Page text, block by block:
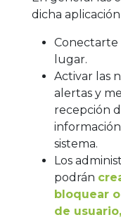
dicha
Conectarte
lugar.
Activar las
alertas y
recepción
sistema.
Los
podrán
bloquear
de usuario,